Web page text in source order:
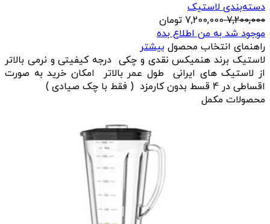
دسته‌بندی لاستیک
7,200,000
7,200,000 تومان
موجود شد به من اطلاع بده
راهنمای انتخاب محصول بیشتر
لاستیک برند هنمیکس نقدی و چکی درجه کیفیتی و نرمی بالاتر
از لاستیک های ایرانی طول عمر بالاتر امکان خرید به صورت
اقساطی در 4 قسط بدون کارمزد ( فقط با چک صیادی )
محصولات مکمل